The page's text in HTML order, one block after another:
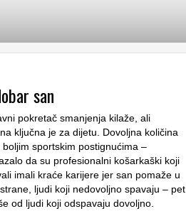
san
pokretač smanjenja kilaže, ali
ključna je za dijetu. Dovoljna količina
sportskim postignućima –
da su profesionalni košarkaški koji
imali kraće karijere jer san pomaže u
ljudi koji nedovoljno spavaju – pet
od ljudi koji odspavaju dovoljno.